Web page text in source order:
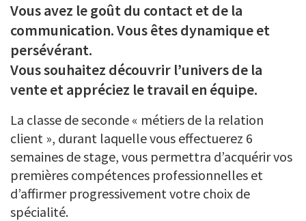
Vous avez le goût du contact et de la
communication. Vous êtes dynamique et
persévérant.
Vous souhaitez découvrir l’univers de la
vente et appréciez le travail en équipe.
La classe de seconde « métiers de la relation
client », durant laquelle vous effectuerez 6
semaines de stage, vous permettra d’acquérir vos
premières compétences professionnelles et
d’affirmer progressivement votre choix de
spécialité.